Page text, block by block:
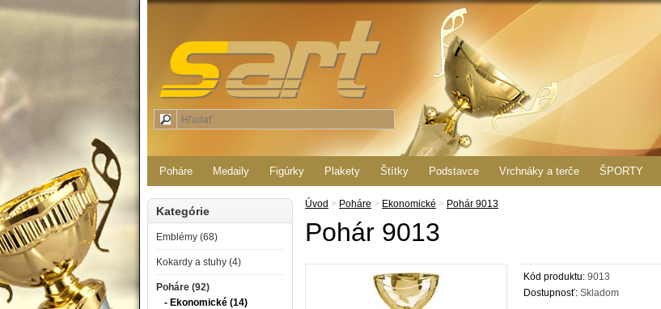
Poháre Medaily Figúrky Plakety Štítky Podstavce Vrchnáky a terče ŠPORTY
Kategórie
Emblémy (68)
Kokardy a stuhy (4)
Poháre (92)
- Ekonomické (14)
Úvod > Poháre > Ekonomické > Pohár 9013
Pohár 9013
Kód produktu: 9013
Dostupnosť: Skladom